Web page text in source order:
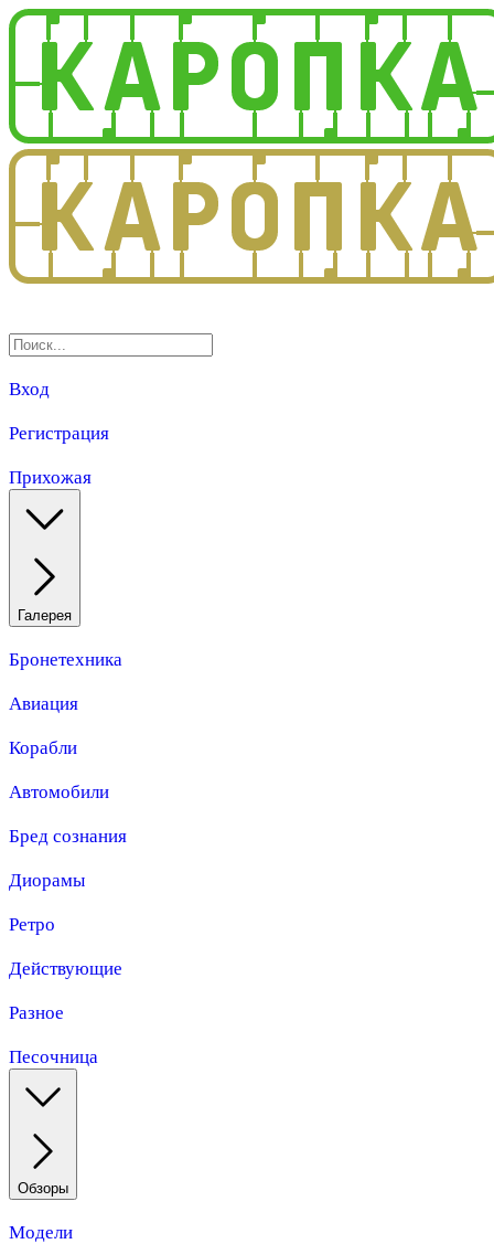
Вход
Регистрация
Прихожая
Галерея
Бронетехника
Авиация
Корабли
Автомобили
Бред сознания
Диорамы
Ретро
Действующие
Разное
Песочница
Обзоры
Модели